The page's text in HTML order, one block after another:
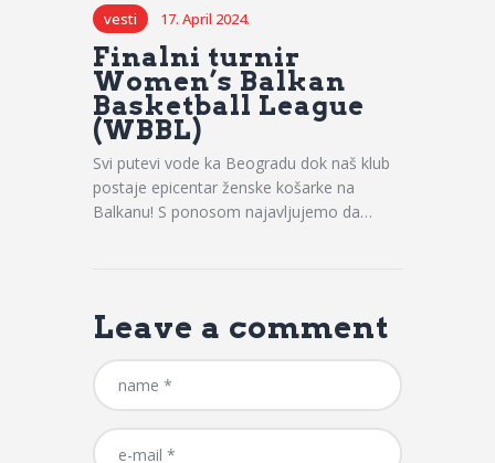
vesti 17. April 2024.
Finalni turnir
Women’s Balkan
Basketball League
(WBBL)
Svi putevi vode ka Beogradu dok naš klub
postaje epicentar ženske košarke na
Balkanu! S ponosom najavljujemo da…
Leave a comment